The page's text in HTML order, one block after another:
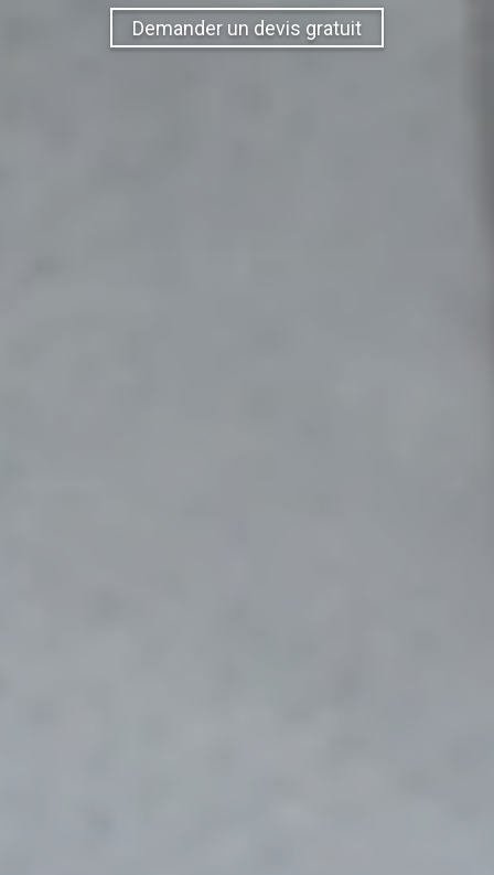
Demander un devis gratuit